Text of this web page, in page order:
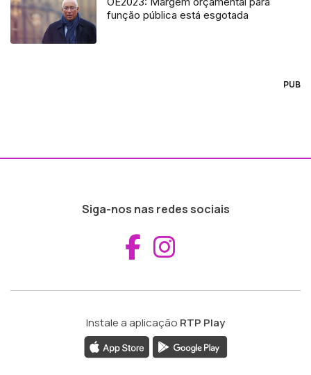
função pública está esgotada
PUB
Siga-nos nas redes sociais
Aceder ao
Instale a aplicação RTP Play